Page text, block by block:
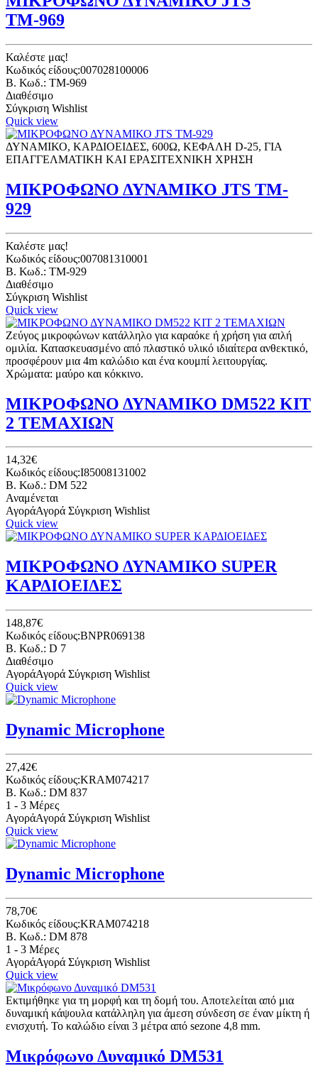
ΤΜ-969
Καλέστε μας!
Κωδικός είδους:007028100006
B. Κωδ.: TM-969
Διαθέσιμο
Σύγκριση Wishlist
Quick view
ΔΥΝΑΜΙΚΟ, ΚΑΡΔΙΟΕΙΔΕΣ, 600Ω, ΚΕΦΑΛΗ D-25, ΓΙΑ
ΕΠΑΓΓΕΛΜΑΤΙΚΗ ΚΑΙ ΕΡΑΣΙΤΕΧΝΙΚΗ ΧΡΗΣΗ
ΜΙΚΡΟΦΩΝΟ ΔΥΝΑΜΙΚΟ JTS TM-
929
Καλέστε μας!
Κωδικός είδους:007081310001
B. Κωδ.: TM-929
Διαθέσιμο
Σύγκριση Wishlist
Quick view
Ζεύγος μικροφώνων κατάλληλο για καραόκε ή χρήση για απλή
ομιλία. Κατασκευασμένο από πλαστικό υλικό ιδιαίτερα ανθεκτικό,
προσφέρουν μια 4m καλώδιο και ένα κουμπί λειτουργίας.
Χρώματα: μαύρο και κόκκινο.
ΜΙΚΡΟΦΩΝΟ ΔΥΝΑΜΙΚΟ DM522 ΚΙΤ
2 ΤΕΜΑΧΙΩΝ
14,32€
Κωδικός είδους:I85008131002
B. Κωδ.: DM 522
Αναμένεται
ΑγοράΑγορά Σύγκριση Wishlist
Quick view
ΜΙΚΡΟΦΩΝΟ ΔΥΝΑΜΙΚΟ SUPER
ΚΑΡΔΙΟΕΙΔΕΣ
148,87€
Κωδικός είδους:BNPR069138
B. Κωδ.: D 7
Διαθέσιμο
ΑγοράΑγορά Σύγκριση Wishlist
Quick view
Dynamic Microphone
27,42€
Κωδικός είδους:KRAM074217
B. Κωδ.: DM 837
1 - 3 Μέρες
ΑγοράΑγορά Σύγκριση Wishlist
Quick view
Dynamic Microphone
78,70€
Κωδικός είδους:KRAM074218
B. Κωδ.: DM 878
1 - 3 Μέρες
ΑγοράΑγορά Σύγκριση Wishlist
Quick view
Εκτιμήθηκε για τη μορφή και τη δομή του. Αποτελείται από μια
δυναμική κάψουλα κατάλληλη για άμεση σύνδεση σε έναν μίκτη ή
ενισχυτή. Το καλώδιο είναι 3 μέτρα από sezone 4,8 mm.
Μικρόφωνο Δυναμικό DM531